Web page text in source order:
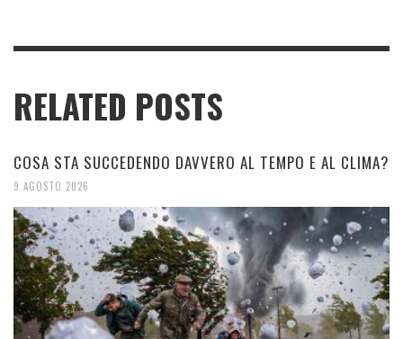
RELATED POSTS
COSA STA SUCCEDENDO DAVVERO AL TEMPO E AL CLIMA?
9 AGOSTO 2026